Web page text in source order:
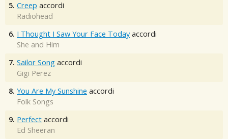
5. Creep accordi
Radiohead
6. I Thought I Saw Your Face Today accordi
She and Him
7. Sailor Song accordi
Gigi Perez
8. You Are My Sunshine accordi
Folk Songs
9. Perfect accordi
Ed Sheeran